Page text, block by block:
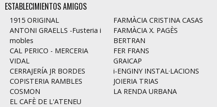
ESTABLECIMIENTOS AMIGOS
1915 ORIGINAL
ANTONI GRAELLS -Fusteria i
mobles
CAL PERICO - MERCERIA
VIDAL
CERRAJERÍA JR BORDES
COPISTERIA RAMBLES
COSMON
EL CAFÈ DE L'ATENEU
FARMÀCIA CRISTINA CASAS
FARMÀCIA X. PAGÈS
BERTRAN
FER FRANS
GRAICAP
i-ENGINY INSTAL·LACIONS
JOIERIA TRIAS
LA RENDA URBANA